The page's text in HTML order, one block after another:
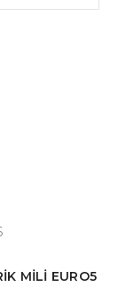
MİLİ EURO5